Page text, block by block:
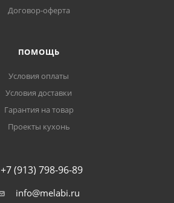
Договор-оферта
ПОМОЩЬ
Условия оплаты
Условия доставки
Гарантия на товар
Проекты кухонь
+7 (913) 798-96-89
info@melabi.ru